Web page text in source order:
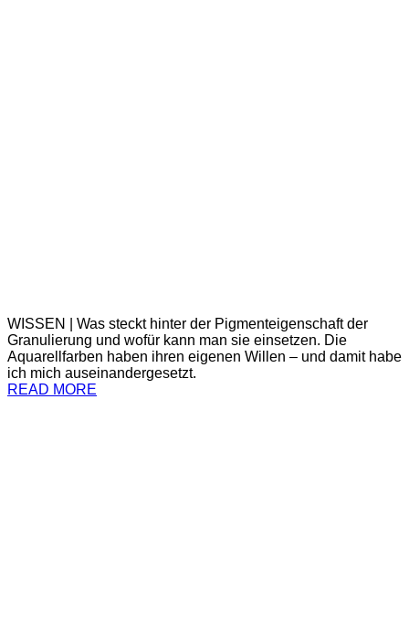
WISSEN | Was steckt hinter der Pigmenteigenschaft der
Granulierung und wofür kann man sie einsetzen. Die
Aquarellfarben haben ihren eigenen Willen – und damit habe
ich mich auseinandergesetzt.
READ MORE